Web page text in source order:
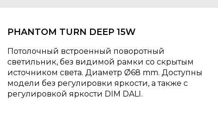
PHANTOM TURN DEEP 15W
Потолочный встроенный поворотный
светильник, без видимой рамки со скрытым
источником света. Диаметр
68 mm. Доступны
модели без регулировки яркости, а также с
регулировкой яркости DIM DALI.